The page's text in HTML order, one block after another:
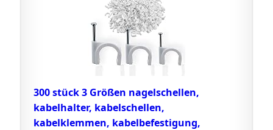
300 stück 3 Größen nagelschellen,
kabelhalter, kabelschellen,
kabelklemmen, kabelbefestigung,